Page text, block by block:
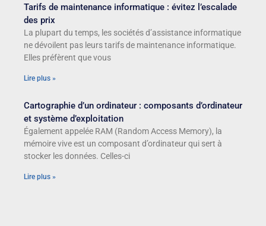
Tarifs de maintenance informatique : évitez l’escalade
des prix
La plupart du temps, les sociétés d’assistance informatique
ne dévoilent pas leurs tarifs de maintenance informatique.
Elles préfèrent que vous
Lire plus »
Cartographie d’un ordinateur : composants d’ordinateur
et système d’exploitation
Également appelée RAM (Random Access Memory), la
mémoire vive est un composant d’ordinateur qui sert à
stocker les données. Celles-ci
Lire plus »